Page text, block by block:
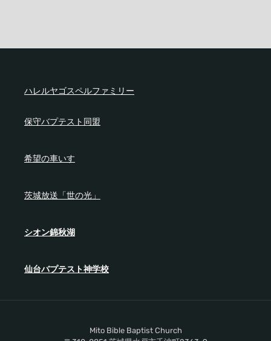
ハレルヤゴスペルファミリー
保守バプテスト同盟
希望の車いす
茨城放送「世の光」
シオン錦秋湖
仙台バプテスト神学校
Mito Bible Baptist Church